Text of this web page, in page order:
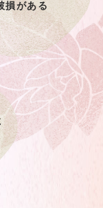
損がある